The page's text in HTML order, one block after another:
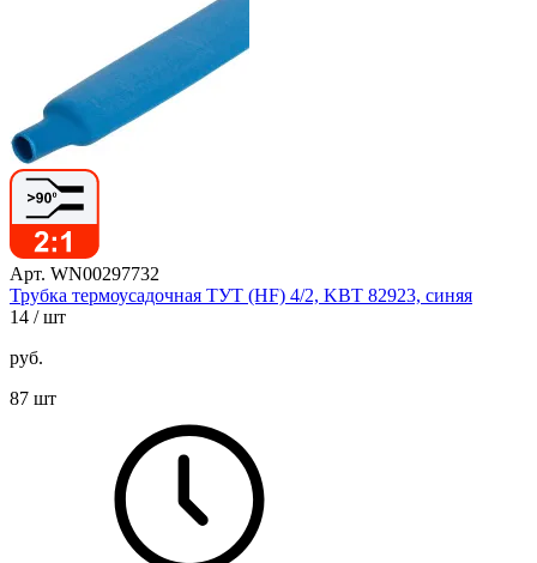
Арт. WN00297732
Трубка термоусадочная ТУТ (HF) 4/2, KBT 82923, синяя
14 / шт
руб.
87 шт